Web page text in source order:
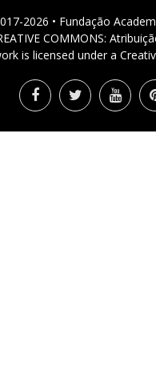
2026 • Fundação
COMMONS:
is licensed under a